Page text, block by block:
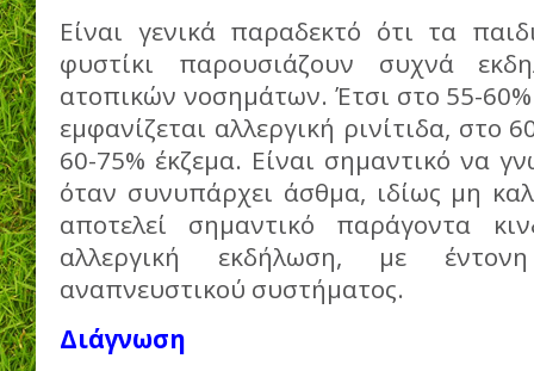
Είναι γενικά παραδεκτό ότι τα
φυστίκι παρουσιάζουν συχνά
ατοπικών νοσημάτων. Έτσι στο 55-
εμφανίζεται αλλεργική ρινίτιδα, στο
60-75% έκζεμα. Είναι σημαντικό να
όταν συνυπάρχει άσθμα, ιδίως μη
αποτελεί σημαντικό παράγοντα
αλλεργική εκδήλωση, με
αναπνευστικού συστήματος.
Διάγνωση